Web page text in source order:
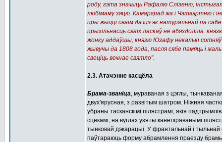
роду, гэта значыць Рафалю Слізеню,
любімаму зяцю. Камарград жа і Чэтвяртню і
пры жыцці сваім дачцэ як натуральнай па
прыхільнасць сваіх ласкаў не абяздоліла:
жонку аддаўшы, князю Юзафу некалькі
жывучы да 1808 года, пасля сябе памяць і
свеціць вечнае святло".
2.3. Атачэнне касцёла
Брама-званіца, мураваная з цэглы,
двух'ярусная, з развітым шатром. Ніжняя
убраны тасканскімі пілястрамі, якія
сцёкамі, на вуглах узяты канеліраванымі
тынковай дэкарацыі. У франтальнай і
паўтараюць форму абрамлення праезду